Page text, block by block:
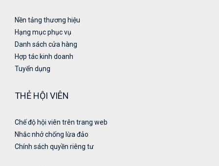
Nền tảng thương hiệu
Hạng mục phục vụ
Danh sách cửa hàng
Hợp tác kinh doanh
Tuyển dụng
THẺ HỘI VIÊN
Chế độ hội viên trên trang web
Nhắc nhở chống lừa đảo
Chính sách quyền riêng tư